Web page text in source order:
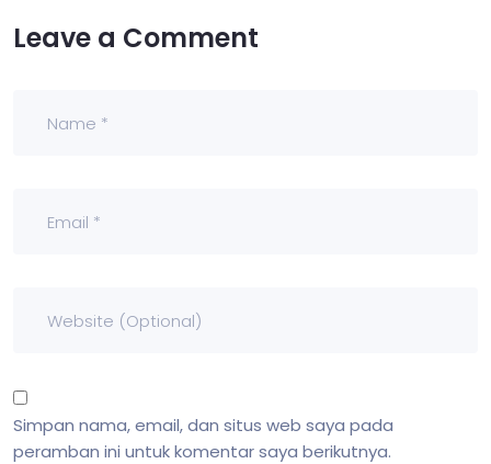
Leave a Comment
Simpan nama, email, dan situs web saya pada
peramban ini untuk komentar saya berikutnya.